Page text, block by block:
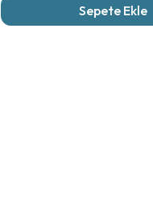
Sepete Ekle